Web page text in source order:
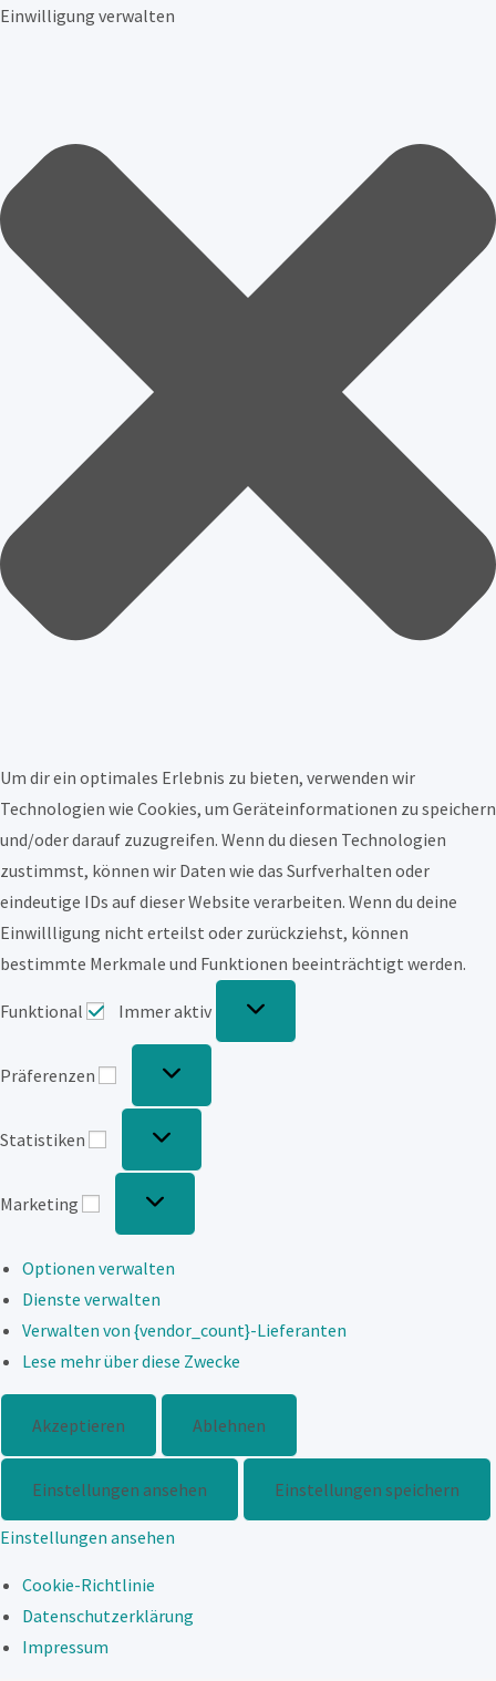
Einwilligung verwalten
Um dir ein optimales Erlebnis zu bieten, verwenden wir
Technologien wie Cookies, um Geräteinformationen zu speichern
und/oder darauf zuzugreifen. Wenn du diesen Technologien
zustimmst, können wir Daten wie das Surfverhalten oder
eindeutige IDs auf dieser Website verarbeiten. Wenn du deine
Einwillligung nicht erteilst oder zurückziehst, können
bestimmte Merkmale und Funktionen beeinträchtigt werden.
Funktional Immer aktiv
Präferenzen
Präferenzen
Statistiken
Statistiken
Marketing
Marketing
Optionen verwalten
Dienste verwalten
Verwalten von {vendor_count}-Lieferanten
Lese mehr über diese Zwecke
Akzeptieren Ablehnen
Einstellungen ansehen Einstellungen speichern
Einstellungen ansehen
Cookie-Richtlinie
Datenschutzerklärung
Impressum